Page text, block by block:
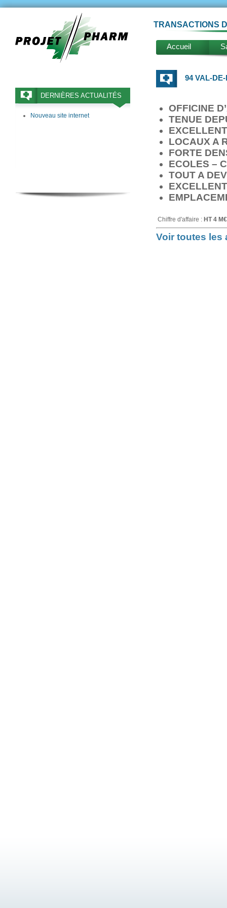
TRANSACTIONS
Accueil
DERNIÈRES ACTUALITÉS
Nouveau site internet
94 VAL-
OFFICINE
TENUE
LOCAUX A
FORTE
ECOLES –
TOUT A
Chiffre d'affaire : HT 4
Voir toutes les